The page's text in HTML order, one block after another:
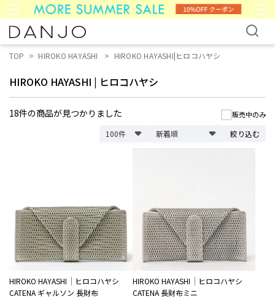
TOP HIROKO HAYASHI HIROKO HAYASHI|ヒロコハヤシ
HIROKO HAYASHI | ヒロコハヤシ
18件の商品が見つかりました 販売中のみ
絞り込む
HIROKO HAYASHI
ヒロコハヤシ
CATENA ギャルソン 長財布
HIROKO HAYASHI
ヒロコハヤシ
CATENA 長財布ミニ